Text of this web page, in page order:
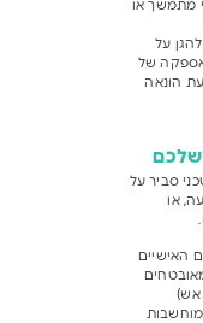
מתמשך או
על
אספקה של
הונאה
שלכם
סביר על
או
האישיים
אש)